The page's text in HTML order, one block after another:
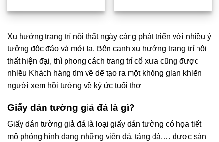
Xu hướng trang trí nội thất ngày càng phát triển với nhiều ý
tưởng độc đáo và mới lạ. Bên cạnh xu hướng trang trí nội
thất hiện đại, thì phong cách trang trí cổ xưa cũng được
nhiều Khách hàng tìm về để tạo ra một không gian khiến
người xem hồi tưởng về ký ức tuổi thơ
Giấy dán tường giả đá là gì?
Giấy dán tường giả đá là loại giấy dán tường có họa tiết
mô phỏng hình dạng những viên đá, tảng đá,… được sản